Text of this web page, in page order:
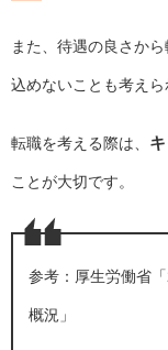
また、待遇の良さか
込めないことも考えら
転職を考える際は、
ことが大切です。
参考：厚生労働省「
概況 」